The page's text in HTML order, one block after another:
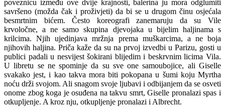
poveznicu između ove dvije krajnosti, balerina ju mora odglumiti
savršeno (možda čak i proživjeti) da bi se u drugom činu osjećala
besmrtnim bićem. Često koreografi zanemaruju da su Vile
krvoločne, a ne samo skupina djevojaka u bijelim haljinama s
krilcima. Njih ujedinjava mržnja prema muškarcima, a ne boja
njihovih haljina. Priča kaže da su na prvoj izvedbi u Parizu, gosti u
publici padali u nesvijest šokirani blijedim i beskrvnim licima Vila.
U libretu se ne spominje da su sve one samoubojice, ali Giselle
svakako jest, i kao takva mora biti pokopana u šumi koju Myrtha
noću drži svojom. Ali snagom svoje ljubavi i odbijanjem da se osveti
onome zbog koga je osuđena na takvu smrt, Giselle pronalazi spas i
otkupljenje. A kroz nju, otkupljenje pronalazi i Albrecht.